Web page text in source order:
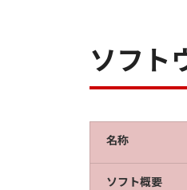
11.
BY
ソフト
名称
ソフト概要